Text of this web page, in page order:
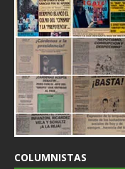
COLUMNISTAS